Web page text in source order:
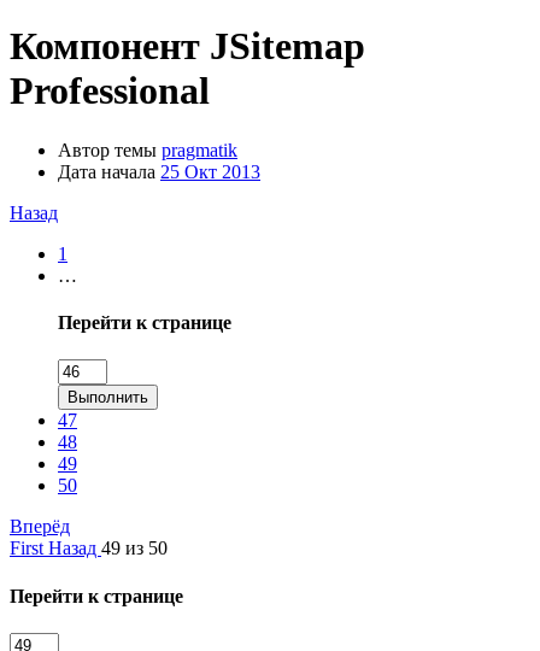
Компонент JSitemap
Professional
Автор темы pragmatik
Дата начала 25 Окт 2013
Назад
1
…
Перейти к странице
Выполнить
47
48
49
50
Вперёд
First Назад 49 из 50
Перейти к странице